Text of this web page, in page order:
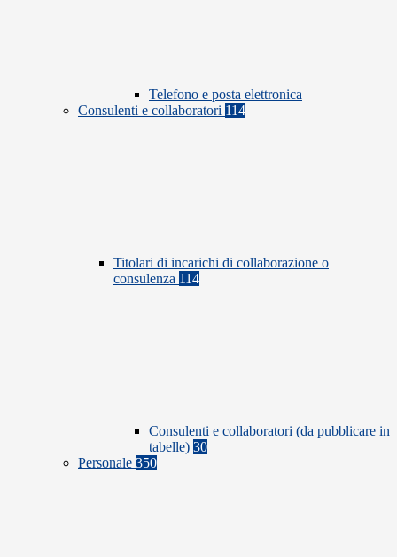
Telefono e posta elettronica
Consulenti e collaboratori 114
Titolari di incarichi di collaborazione o
consulenza 114
Consulenti e collaboratori (da pubblicare in
tabelle) 30
Personale 350